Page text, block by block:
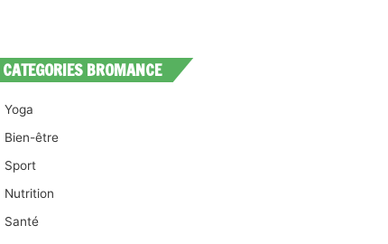
CATEGORIES BROMANCE
Yoga
Bien-être
Sport
Nutrition
Santé